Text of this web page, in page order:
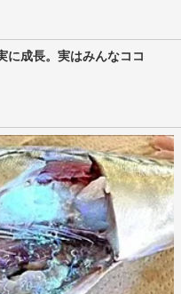
に成長。実はみんなココ